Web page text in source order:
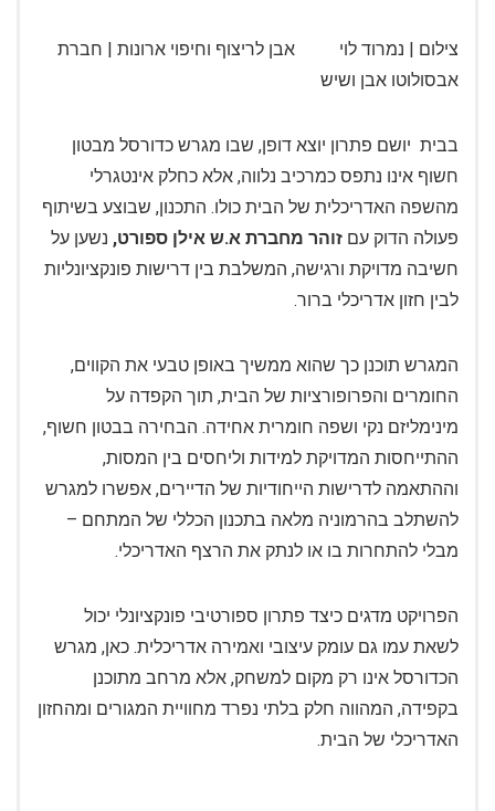
צילום | נמרוד לוי אבן לריצוף וחיפוי ארונות | חברת
אבסולוטו אבן ושיש
בבית יושם פתרון יוצא דופן, שבו מגרש כדורסל מבטון
חשוף אינו נתפס כמרכיב נלווה, אלא כחלק אינטגרלי
מהשפה האדריכלית של הבית כולו. התכנון, שבוצע בשיתוף
פעולה הדוק עם זוהר מחברת א.ש אילן ספורט, נשען על
חשיבה מדויקת ורגישה, המשלבת בין דרישות פונקציונליות
לבין חזון אדריכלי ברור.
המגרש תוכנן כך שהוא ממשיך באופן טבעי את הקווים,
החומרים והפרופורציות של הבית, תוך הקפדה על
מינימליזם נקי ושפה חומרית אחידה. הבחירה בבטון חשוף,
ההתייחסות המדויקת למידות וליחסים בין המסות,
וההתאמה לדרישות הייחודיות של הדיירים, אפשרו למגרש
להשתלב בהרמוניה מלאה בתכנון הכללי של המתחם –
מבלי להתחרות בו או לנתק את הרצף האדריכלי.
הפרויקט מדגים כיצד פתרון ספורטיבי פונקציונלי יכול
לשאת עמו גם עומק עיצובי ואמירה אדריכלית. כאן, מגרש
הכדורסל אינו רק מקום למשחק, אלא מרחב מתוכנן
בקפידה, המהווה חלק בלתי נפרד מחוויית המגורים ומהחזון
האדריכלי של הבית.